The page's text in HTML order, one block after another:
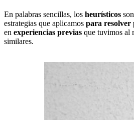
En palabras sencillas, los heurísticos son
estrategias que aplicamos para resolver
en experiencias previas que tuvimos al
similares.